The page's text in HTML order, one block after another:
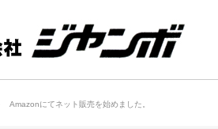
Amazonにてネット販売を始めました。